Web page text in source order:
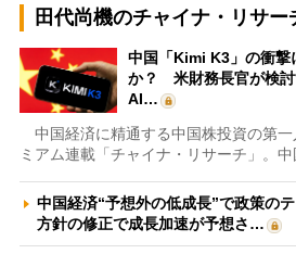
田代尚機のチャイナ・リサー
中国「Kimi K3」の衝撃
か？ 米財務長官が検討
AI…
中国経済に精通する中国株投資の第一
ミアム連載「チャイナ・リサーチ」。中
中国経済“予想外の低成長”で政策の
方針の修正で成長加速が予想さ…